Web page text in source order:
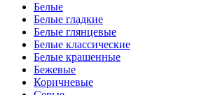
Белые
Белые гладкие
Белые глянцевые
Белые классические
Белые крашенные
Бежевые
Коричневые